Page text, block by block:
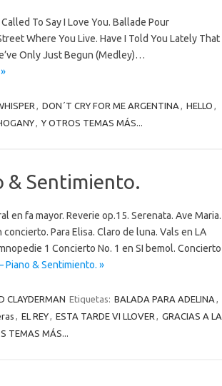
To Say I Love You. Ballade Pour
Where You Live. Have I Told You Lately That
Only Just Begun (Medley)…
, DON´T CRY FOR ME ARGENTINA , HELLO ,
, Y OTROS TEMAS MÁS...
& Sentimiento.
en fa mayor. Reverie op.15. Serenata. Ave Maria.
Para Elisa. Claro de luna. Vals en LA
1 Concierto No. 1 en SI bemol. Concierto
Piano & Sentimiento. »
CLAYDERMAN Etiquetas: BALADA PARA ADELINA ,
, EL REY, ESTA TARDE VI LLOVER , GRACIAS A LA
TEMAS MÁS...